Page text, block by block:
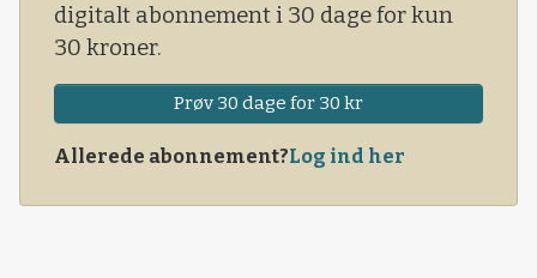
digitalt abonnement i 30 dage for kun
30 kroner.
Prøv 30 dage for 30 kr
Allerede abonnement?Log ind her